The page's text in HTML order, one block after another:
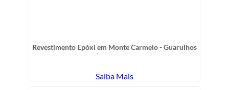
Revestimento Epóxi em Monte Carmelo - Guarulhos
Saiba Mais